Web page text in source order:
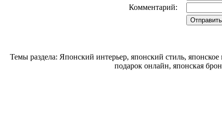
Комментарий:
Темы раздела: Японский интерьер, японский стиль,
подарок онлайн, японская